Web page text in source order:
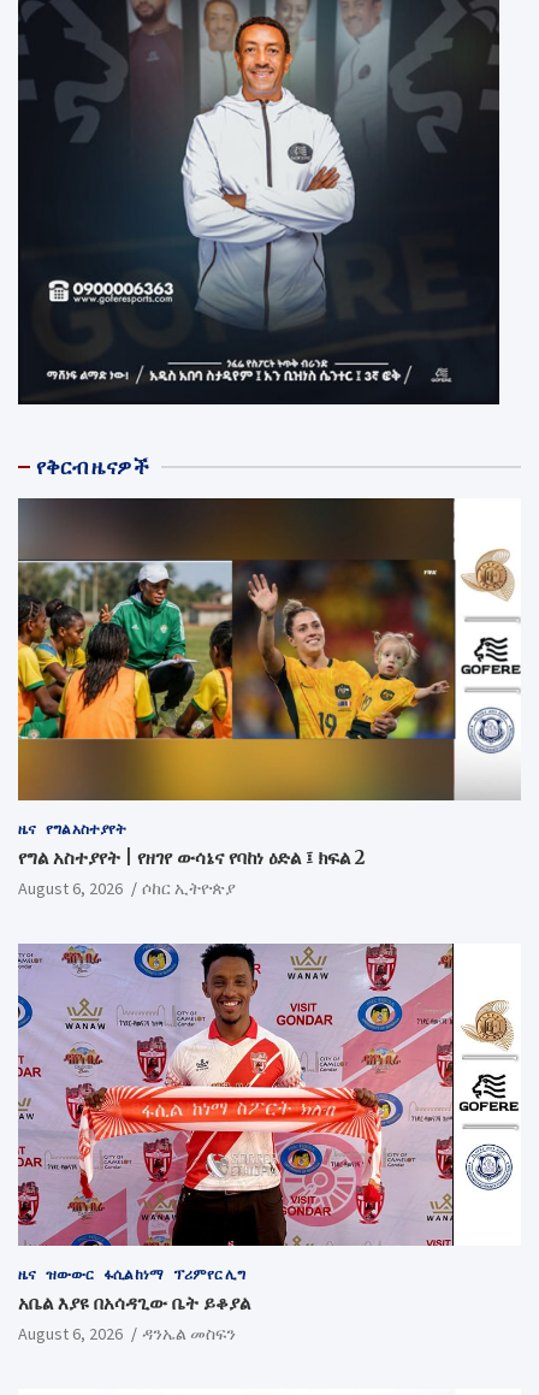
የቅርብ ዜናዎች
ዜና የግል አስተያየት
የግል አስተያየት | የዘገየ ውሳኔና የባከነ ዕድል ፤ ክፍል 2
August 6, 2026 ሶከር ኢትዮጵያ
ዜና ዝውውር ፋሲል ከነማ ፕሪምየር ሊግ
አቤል እያዩ በአሳዳጊው ቤት ይቆያል
August 6, 2026 ዳንኤል መስፍን